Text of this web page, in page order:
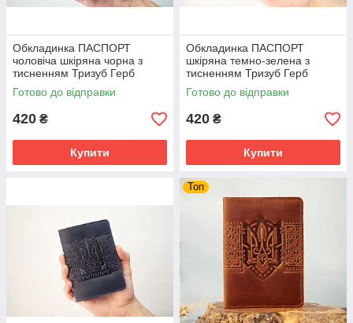
Обкладинка ПАСПОРТ
чоловіча шкіряна чорна з
тисненням Тризуб Герб
України
Готово до відправки
420 ₴
Купити
Обкладинка ПАСПОРТ
шкіряна темно-зелена з
тисненням Тризуб Герб
України
Готово до відправки
420 ₴
Купити
Топ